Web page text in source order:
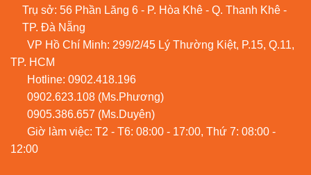
Trụ sở: 56 Phần Lăng 6 - P. Hòa Khê - Q. Thanh Khê -
TP. Đà Nẵng
VP Hồ Chí Minh: 299/2/45 Lý Thường Kiệt, P.15, Q.11,
TP. HCM
Hotline: 0902.418.196
0902.623.108 (Ms.Phương)
0905.386.657 (Ms.Duyên)
Giờ làm việc: T2 - T6: 08:00 - 17:00, Thứ 7: 08:00 -
12:00